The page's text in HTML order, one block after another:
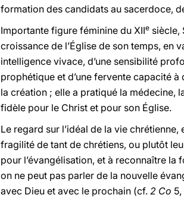
formation des candidats au sacerdoce,
Importante figure féminine du XIIe siècle,
croissance de l’Église de son temps, en
intelligence vivace, d’une sensibilité
prophétique et d’une fervente capacité
la création ; elle a pratiqué la médecine,
fidèle pour le Christ et pour son Église.
Le regard sur l’idéal de la vie
fragilité de tant de chrétiens, ou plutôt
pour l’évangélisation, et à reconnaître
on ne peut pas parler de la nouvelle
avec Dieu et avec le prochain (cf. 2 Co